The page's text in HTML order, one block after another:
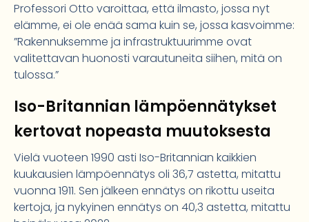
Professori Otto varoittaa, että ilmasto, jossa nyt
elämme, ei ole enää sama kuin se, jossa kasvoimme:
”Rakennuksemme ja infrastruktuurimme ovat
valitettavan huonosti varautuneita siihen, mitä on
tulossa.”
Iso-Britannian lämpöennätykset
kertovat nopeasta muutoksesta
Vielä vuoteen 1990 asti Iso-Britannian kaikkien
kuukausien lämpöennätys oli 36,7 astetta, mitattu
vuonna 1911. Sen jälkeen ennätys on rikottu useita
kertoja, ja nykyinen ennätys on 40,3 astetta, mitattu